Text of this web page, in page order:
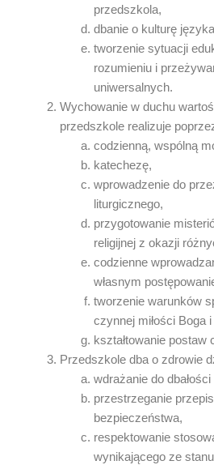
przedszkola,
dbanie o kulturę
tworzenie sytuacji
rozumieniu i
uniwersalnych.
Wychowanie w duchu
przedszkole realizuje
codzienną, wspólną
katechezę,
wprowadzenie do
liturgicznego,
przygotowanie
religijnej z okazji
codzienne
własnym
tworzenie warunków
czynnej miłości Boga
kształtowanie postaw
Przedszkole dba o zdrowie
wdrażanie do
przestrzeganie
bezpieczeństwa,
respektowanie
wynikającego ze